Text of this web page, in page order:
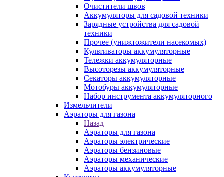
Очистители швов
Аккумуляторы для садовой техники
Зарядные устройства для садовой
техники
Прочее (унижтожители насекомых)
Культиваторы аккумуляторные
Тележки аккумуляторные
Высоторезы аккумуляторные
Секаторы аккумуляторные
Мотобуры аккумуляторные
Набор инструмента аккумуляторного
Измельчители
Аэраторы для газона
Назад
Аэраторы для газона
Аэраторы электрические
Аэраторы бензиновые
Аэраторы механические
Аэраторы аккумуляторные